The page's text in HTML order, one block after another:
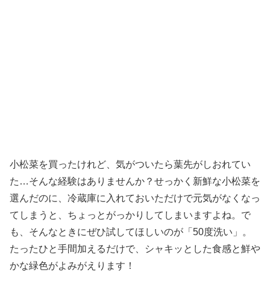
小松菜を買ったけれど、気がついたら葉先がしおれてい
た…そんな経験はありませんか？せっかく新鮮な小松菜を
選んだのに、冷蔵庫に入れておいただけで元気がなくなっ
てしまうと、ちょっとがっかりしてしまいますよね。で
も、そんなときにぜひ試してほしいのが「50度洗い」。
たったひと手間加えるだけで、シャキッとした食感と鮮や
かな緑色がよみがえります！